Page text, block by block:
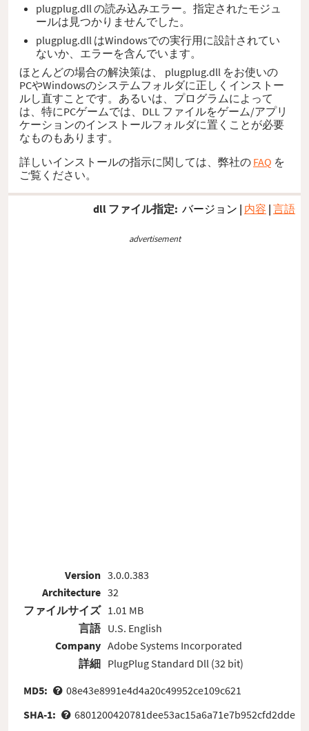
plugplug.dll の読み込みエラー。指定されたモジュ
ールは見つかりませんでした。
plugplug.dll はWindowsでの実行用に設計されてい
ないか、エラーを含んでいます。
ほとんどの場合の解決策は、 plugplug.dll をお使いの
PCやWindowsのシステムフォルダに正しくインストー
ルし直すことです。あるいは、プログラムによって
は、特にPCゲームでは、DLL ファイルをゲーム/アプリ
ケーションのインストールフォルダに置くことが必要
なものもあります。
詳しいインストールの指示に関しては、弊社の FAQ を
ご覧ください。
dll ファイル指定: バージョン | 内容 | 言語
advertisement
Version
Architecture
ファイルサイズ
言語
Company
詳細
3.0.0.383
32
1.01 MB
U.S. English
Adobe Systems Incorporated
PlugPlug Standard Dll (32 bit)
MD5:
08e43e8991e4d4a20c49952ce109c621
SHA-1:
6801200420781dee53ac15a6a71e7b952cfd2dde